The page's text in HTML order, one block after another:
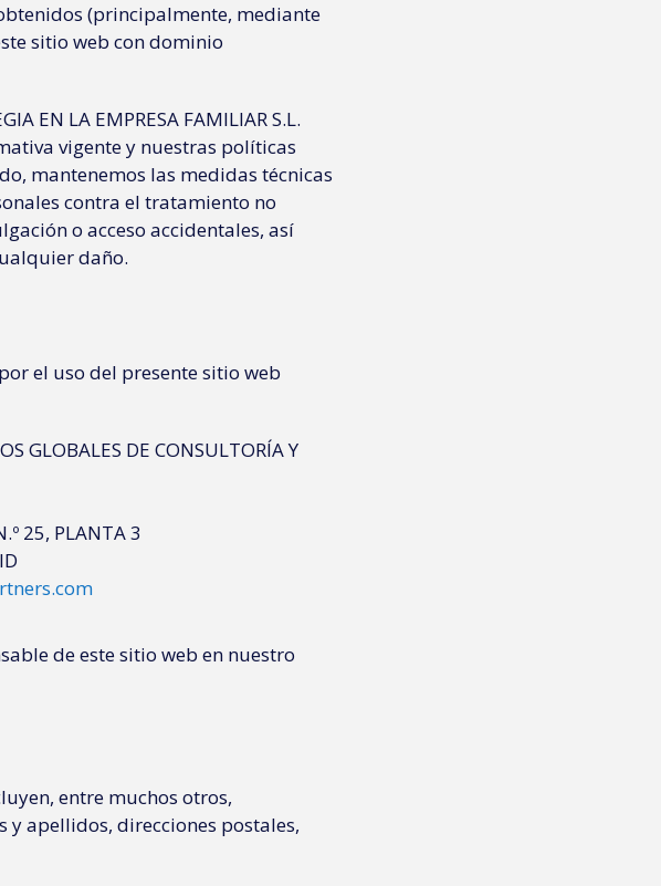
(principalmente, mediante
sitio web con dominio
EN LA EMPRESA FAMILIAR S.L.
vigente y nuestras políticas
mantenemos las medidas técnicas
contra el tratamiento no
o acceso accidentales, así
daño.
el uso del presente sitio web
GLOBALES DE CONSULTORÍA Y
25, PLANTA 3
de este sitio web en nuestro
entre muchos otros,
y apellidos, direcciones postales,